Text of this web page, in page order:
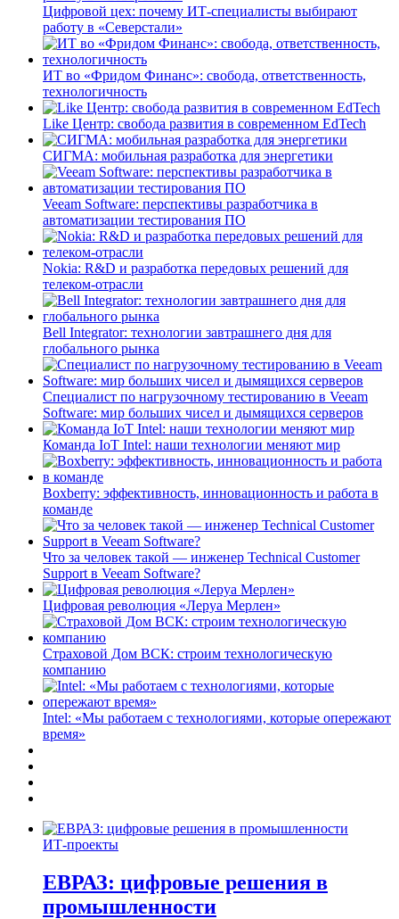
Цифровой цех: почему ИТ-специалисты выбирают
работу в «Северстали»
ИТ во «Фридом Финанс»: свобода, ответственность,
технологичность
Like Центр: свобода развития в современном EdTech
СИГМА: мобильная разработка для энергетики
Veeam Software: перспективы разработчика в
автоматизации тестирования ПО
Nokia: R&D и разработка передовых решений для
телеком-отрасли
Bell Integrator: технологии завтрашнего дня для
глобального рынка
Специалист по нагрузочному тестированию в Veeam
Software: мир больших чисел и дымящихся серверов
Команда IoT Intel: наши технологии меняют мир
Boxberry: эффективность, инновационность и работа в
команде
Что за человек такой — инженер Technical Customer
Support в Veeam Software?
Цифровая революция «Леруа Мерлен»
Страховой Дом ВСК: строим технологическую
компанию
Intel: «Мы работаем с технологиями, которые опережают
время»
ИТ-проекты
ЕВРАЗ: цифровые решения в
промышленности